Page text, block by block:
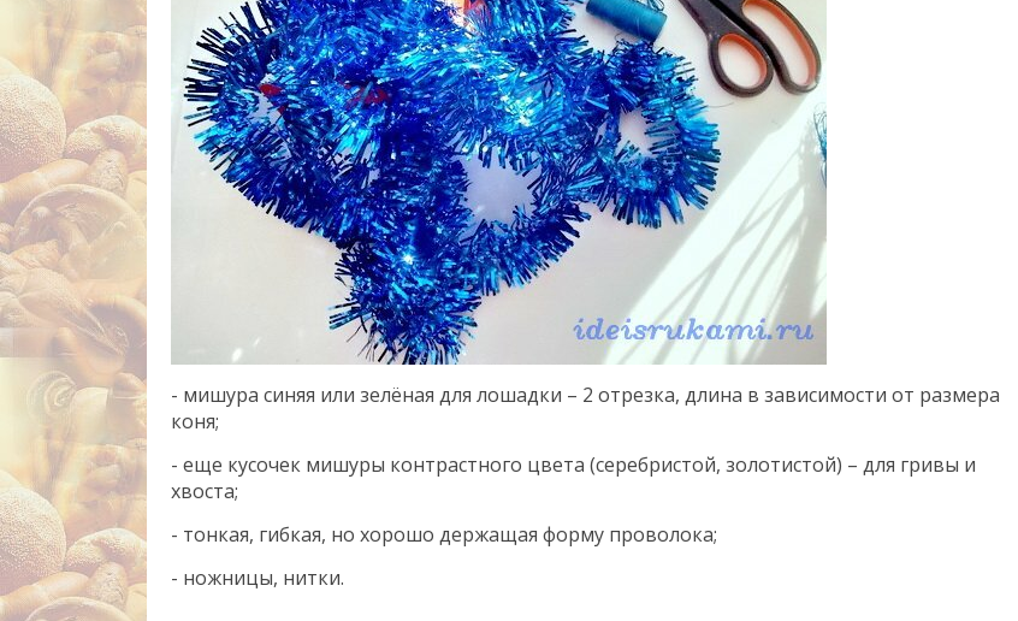
- мишура синяя или зелёная для лошадки – 2 отрезка, длина в зависимости от размера
коня;
- еще кусочек мишуры контрастного цвета (серебристой, золотистой) – для гривы и
хвоста;
- тонкая, гибкая, но хорошо держащая форму проволока;
- ножницы, нитки.